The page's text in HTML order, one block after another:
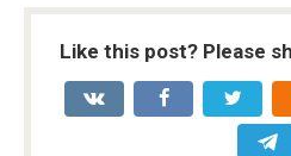
Like this post? Please